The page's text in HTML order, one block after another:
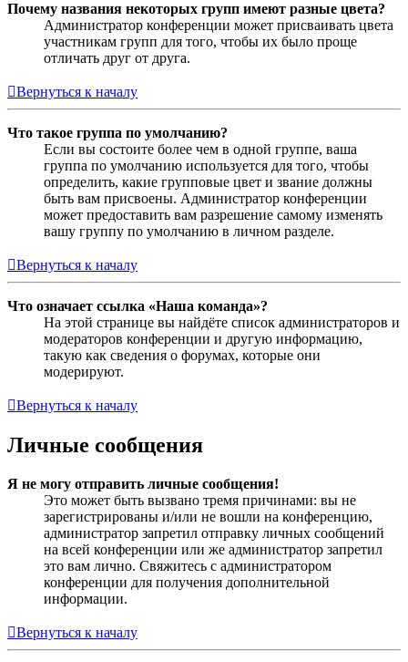
Почему названия некоторых групп имеют разные цвета?
Администратор конференции может присваивать цвета
участникам групп для того, чтобы их было проще
отличать друг от друга.
Вернуться к началу
Что такое группа по умолчанию?
Если вы состоите более чем в одной группе, ваша
группа по умолчанию используется для того, чтобы
определить, какие групповые цвет и звание должны
быть вам присвоены. Администратор конференции
может предоставить вам разрешение самому изменять
вашу группу по умолчанию в личном разделе.
Вернуться к началу
Что означает ссылка «Наша команда»?
На этой странице вы найдёте список администраторов и
модераторов конференции и другую информацию,
такую как сведения о форумах, которые они
модерируют.
Вернуться к началу
Личные сообщения
Я не могу отправить личные сообщения!
Это может быть вызвано тремя причинами: вы не
зарегистрированы и/или не вошли на конференцию,
администратор запретил отправку личных сообщений
на всей конференции или же администратор запретил
это вам лично. Свяжитесь с администратором
конференции для получения дополнительной
информации.
Вернуться к началу